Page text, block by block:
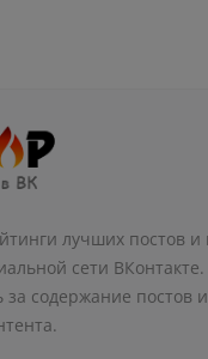
лучших постов
сети ВКонтакте.
за содержание постов